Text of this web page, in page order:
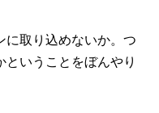
に取り込めないか。つ
ということをぼんやり